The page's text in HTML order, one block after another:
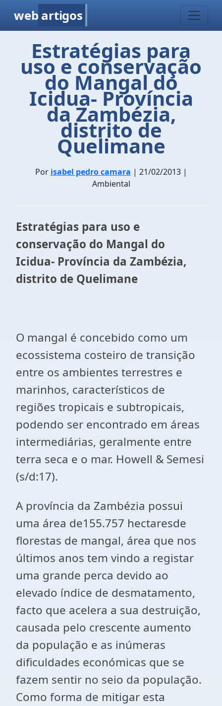
web artigos
Estratégias para
uso e conservação
do Mangal do
Icidua- Província
da Zambézia,
distrito de
Quelimane
Por isabel pedro camara | 21/02/2013 |
Ambiental
Estratégias para uso e
conservação do Mangal do
Icidua- Província da Zambézia,
distrito de Quelimane
O mangal é concebido como um
ecossistema costeiro de transição
entre os ambientes terrestres e
marinhos, característicos de
regiões tropicais e subtropicais,
podendo ser encontrado em áreas
intermediárias, geralmente entre
terra seca e o mar. Howell & Semesi
(s/d:17).
A província da Zambézia possui
uma área de155.757 hectaresde
florestas de mangal, área que nos
últimos anos tem vindo a registar
uma grande perca devido ao
elevado índice de desmatamento,
facto que acelera a sua destruição,
causada pelo crescente aumento
da população e as inúmeras
dificuldades económicas que se
fazem sentir no seio da população.
Como forma de mitigar esta